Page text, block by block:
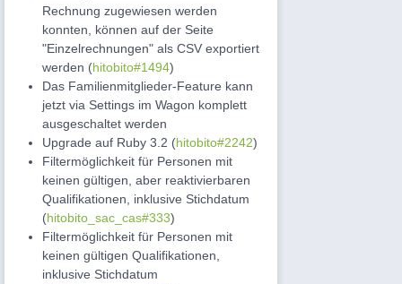
Rechnung zugewiesen werden
konnten, können auf der Seite
"Einzelrechnungen" als CSV exportiert
werden (hitobito#1494)
Das Familienmitglieder-Feature kann
jetzt via Settings im Wagon komplett
ausgeschaltet werden
Upgrade auf Ruby 3.2 (hitobito#2242)
Filtermöglichkeit für Personen mit
keinen gültigen, aber reaktivierbaren
Qualifikationen, inklusive Stichdatum
(hitobito_sac_cas#333)
Filtermöglichkeit für Personen mit
keinen gültigen Qualifikationen,
inklusive Stichdatum